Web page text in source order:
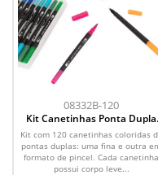
08332B-120
Kit Canetinhas Ponta Dupla
120 Cores
Kit com 120 canetinhas coloridas
pontas duplas: uma fina e outra
formato de pincel. Cada canetinha
possui corpo leve...